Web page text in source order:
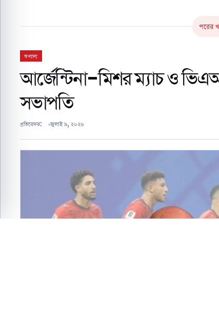
পরের
অন্যান্য
আর্জেন্টিনা-মিশর ম্যাচ ও
সভাপতি
প্রতিবেদক: জুলাই ৯, ২০২৬